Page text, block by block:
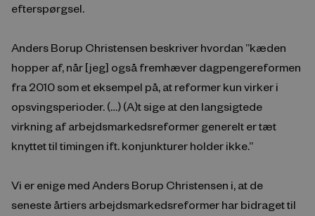
efterspørgsel.
Anders Borup Christensen beskriver hvordan ”kæden
hopper af, når [jeg] også fremhæver dagpengereformen
fra 2010 som et eksempel på, at reformer kun virker i
opsvingsperioder. (…) (A)t sige at den langsigtede
virkning af arbejdsmarkedsreformer generelt er tæt
knyttet til timingen ift. konjunkturer holder ikke.”
Vi er enige med Anders Borup Christensen i, at de
seneste årtiers arbejdsmarkedsreformer har bidraget til